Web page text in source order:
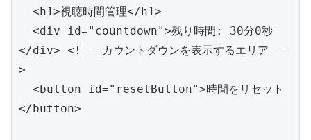
  <h1>視聴時間管理</h1>
</div> <!-- カウントダウンを表示するエリア --
>
</button>